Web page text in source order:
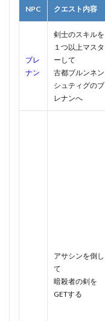
NPC クエスト内容
ブレ
ナン
剣士のスキルを
１つ以上マスタ
ーして
古都ブルンネン
シュティグのブ
レナンへ
アサシンを倒し
て
暗殺者の剣を
GETする